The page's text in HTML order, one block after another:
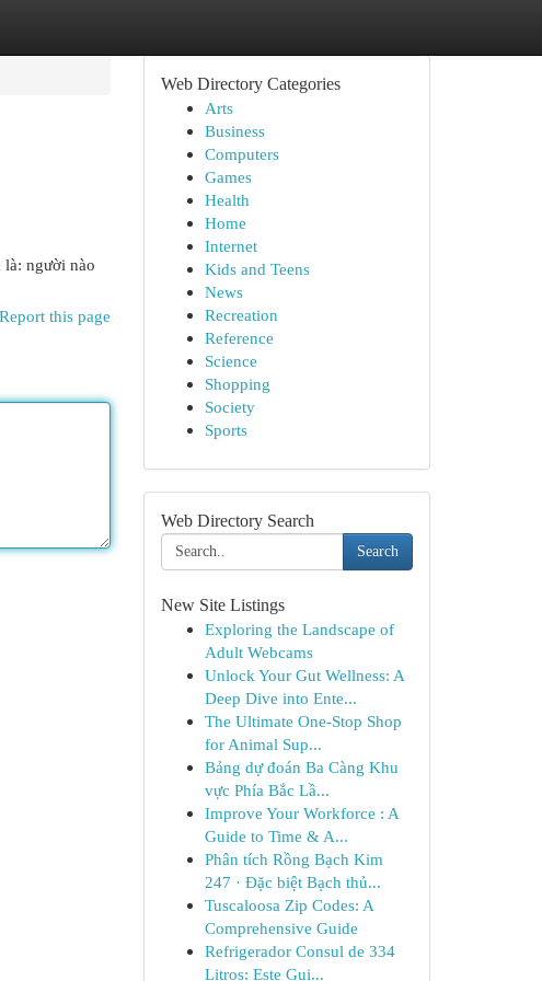
là: người nào
Report this page
Web Directory Categories
Arts
Business
Computers
Games
Health
Home
Internet
Kids and Teens
News
Recreation
Reference
Science
Shopping
Society
Sports
Web Directory Search
Search
New Site Listings
Exploring the Landscape of
Adult Webcams
Unlock Your Gut Wellness: A
Deep Dive into Ente...
The Ultimate One-Stop Shop
for Animal Sup...
Bảng dự đoán Ba Càng Khu
vực Phía Bắc Lầ...
Improve Your Workforce : A
Guide to Time & A...
Phân tích Rồng Bạch Kim
247 · Đặc biệt Bạch thủ...
Tuscaloosa Zip Codes: A
Comprehensive Guide
Refrigerador Consul de 334
Litros: Este Gui...